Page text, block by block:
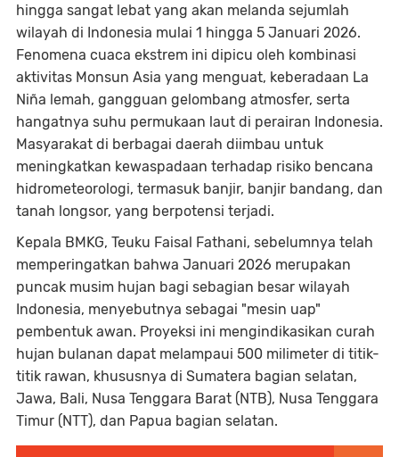
hingga sangat lebat yang akan melanda sejumlah
wilayah di Indonesia mulai 1 hingga 5 Januari 2026.
Fenomena cuaca ekstrem ini dipicu oleh kombinasi
aktivitas Monsun Asia yang menguat, keberadaan La
Niña lemah, gangguan gelombang atmosfer, serta
hangatnya suhu permukaan laut di perairan Indonesia.
Masyarakat di berbagai daerah diimbau untuk
meningkatkan kewaspadaan terhadap risiko bencana
hidrometeorologi, termasuk banjir, banjir bandang, dan
tanah longsor, yang berpotensi terjadi.
Kepala BMKG, Teuku Faisal Fathani, sebelumnya telah
memperingatkan bahwa Januari 2026 merupakan
puncak musim hujan bagi sebagian besar wilayah
Indonesia, menyebutnya sebagai "mesin uap"
pembentuk awan. Proyeksi ini mengindikasikan curah
hujan bulanan dapat melampaui 500 milimeter di titik-
titik rawan, khususnya di Sumatera bagian selatan,
Jawa, Bali, Nusa Tenggara Barat (NTB), Nusa Tenggara
Timur (NTT), dan Papua bagian selatan.